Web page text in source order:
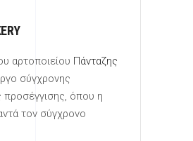
αρτοποιείου Πάνταζης
σύγχρονης
προσέγγισης, όπου η
τον σύγχρονο